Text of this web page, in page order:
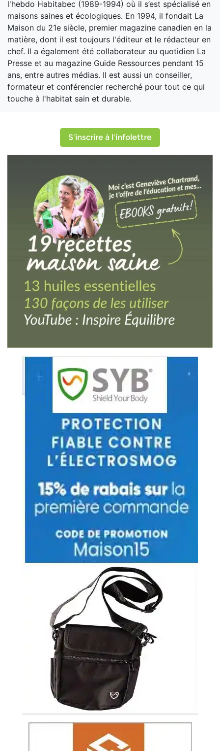
l'hebdo Habitabec (1989-1994) où il s’est spécialisé en
maisons saines et écologiques. En 1994, il fondait La
Maison du 21e siècle, premier magazine canadien en la
matière, dont il est toujours l'éditeur et le rédacteur en
chef. Il a également été collaborateur au quotidien La
Presse et au magazine Guide Ressources pendant 15
ans, entre autres médias. Il est aussi un conseiller,
formateur et conférencier recherché pour tout ce qui
touche à l'habitat sain et durable.
S'inscrire à l'infolettre